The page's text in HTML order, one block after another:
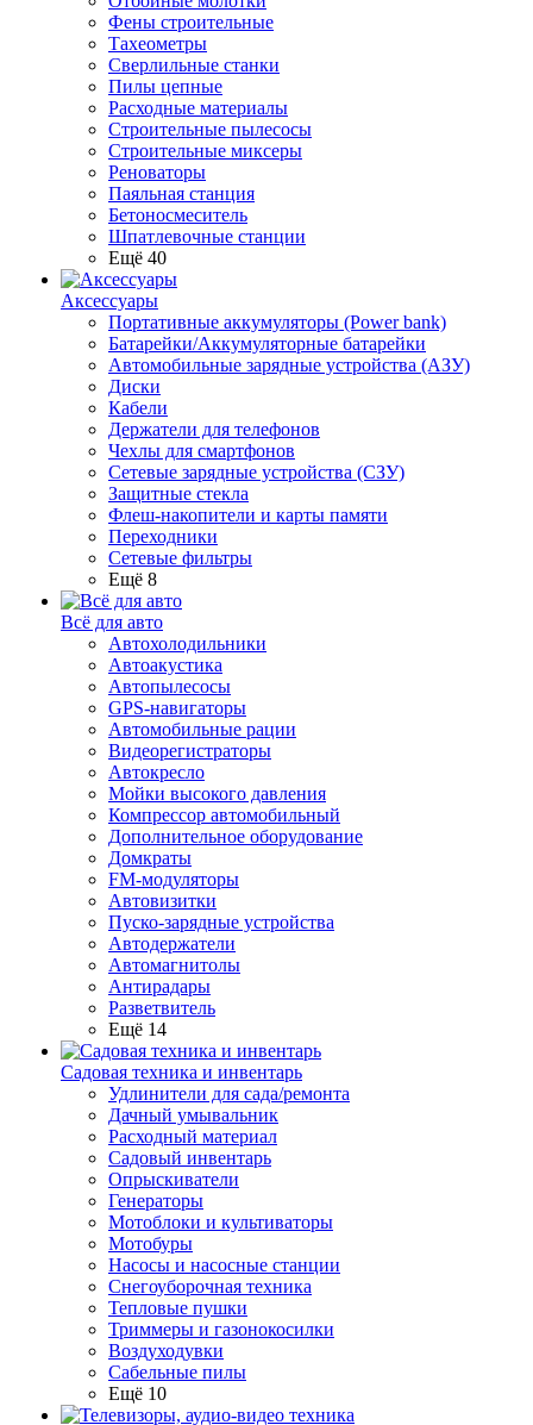
Фены строительные
Тахеометры
Сверлильные станки
Пилы цепные
Расходные материалы
Строительные пылесосы
Строительные миксеры
Реноваторы
Паяльная станция
Бетоносмеситель
Шпатлевочные станции
Ещё 40
Аксессуары
Портативные аккумуляторы (Power bank)
Батарейки/Аккумуляторные батарейки
Автомобильные зарядные устройства (АЗУ)
Диски
Кабели
Держатели для телефонов
Чехлы для смартфонов
Сетевые зарядные устройства (СЗУ)
Защитные стекла
Флеш-накопители и карты памяти
Переходники
Сетевые фильтры
Ещё 8
Всё для авто
Автохолодильники
Автоакустика
Автопылесосы
GPS-навигаторы
Автомобильные рации
Видеорегистраторы
Автокресло
Мойки высокого давления
Компрессор автомобильный
Дополнительное оборудование
Домкраты
FM-модуляторы
Автовизитки
Пуско-зарядные устройства
Автодержатели
Автомагнитолы
Антирадары
Разветвитель
Ещё 14
Садовая техника и инвентарь
Удлинители для сада/ремонта
Дачный умывальник
Расходный материал
Садовый инвентарь
Опрыскиватели
Генераторы
Мотоблоки и культиваторы
Мотобуры
Насосы и насосные станции
Снегоуборочная техника
Тепловые пушки
Триммеры и газонокосилки
Воздуходувки
Сабельные пилы
Ещё 10